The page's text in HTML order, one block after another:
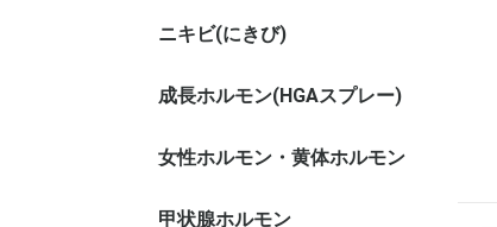
ニキビ(にきび)
成長ホルモン(HGAスプレー)
女性ホルモン・黄体ホルモン
甲状腺ホルモン